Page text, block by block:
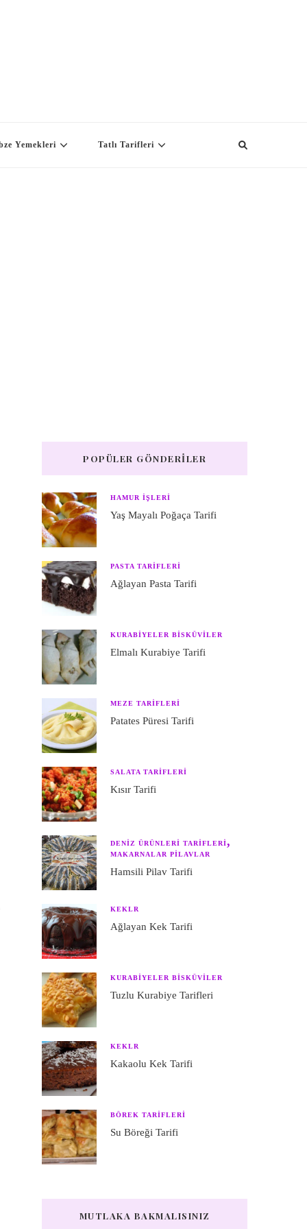
Yemekleri Tatlı Tarifleri
POPÜLER GÖNDERILER
HAMUR IŞLERI
Yaş Mayalı Poğaça Tarifi
PASTA TARIFLERI
Ağlayan Pasta Tarifi
KURABIYELER BISKÜVILER
Elmalı Kurabiye Tarifi
MEZE TARIFLERI
Patates Püresi Tarifi
SALATA TARIFLERI
Kısır Tarifi
DENIZ ÜRÜNLERI TARIFLERI
MAKARNALAR PILAVLAR
Hamsili Pilav Tarifi
KEKLR
Ağlayan Kek Tarifi
KURABIYELER BISKÜVILER
Tuzlu Kurabiye Tarifleri
KEKLR
Kakaolu Kek Tarifi
BÖREK TARIFLERI
Su Böreği Tarifi
MUTLAKA BAKMALISINIZ